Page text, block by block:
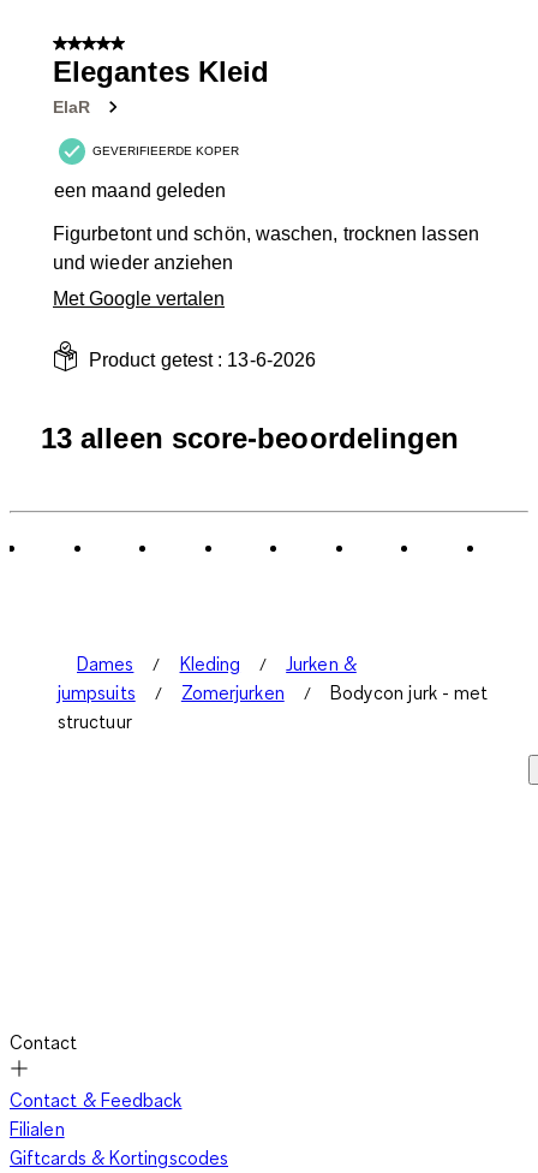
5 van 5 sterren.
Elegantes Kleid
ElaR
GEVERIFIEERDE KOPER
een maand geleden
Figurbetont und schön, waschen, trocknen lassen
und wieder anziehen
Met Google vertalen
Product getest : 13-6-2026
13 alleen score-beoordelingen
Dames Kleding
Jurken &
jumpsuits
Zomerjurken
Bodycon jurk - met
structuur
Contact
Contact & Feedback
Filialen
Giftcards & Kortingscodes